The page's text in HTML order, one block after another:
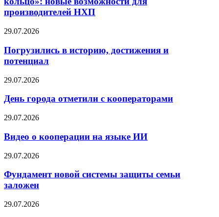
производителей НХП
29.07.2026
Погрузились в историю, достижения и
потенциал
29.07.2026
День города отметили с кооператорами
29.07.2026
Видео о кооперации на языке ИИ
29.07.2026
Фундамент новой системы защиты семьи
заложен
29.07.2026